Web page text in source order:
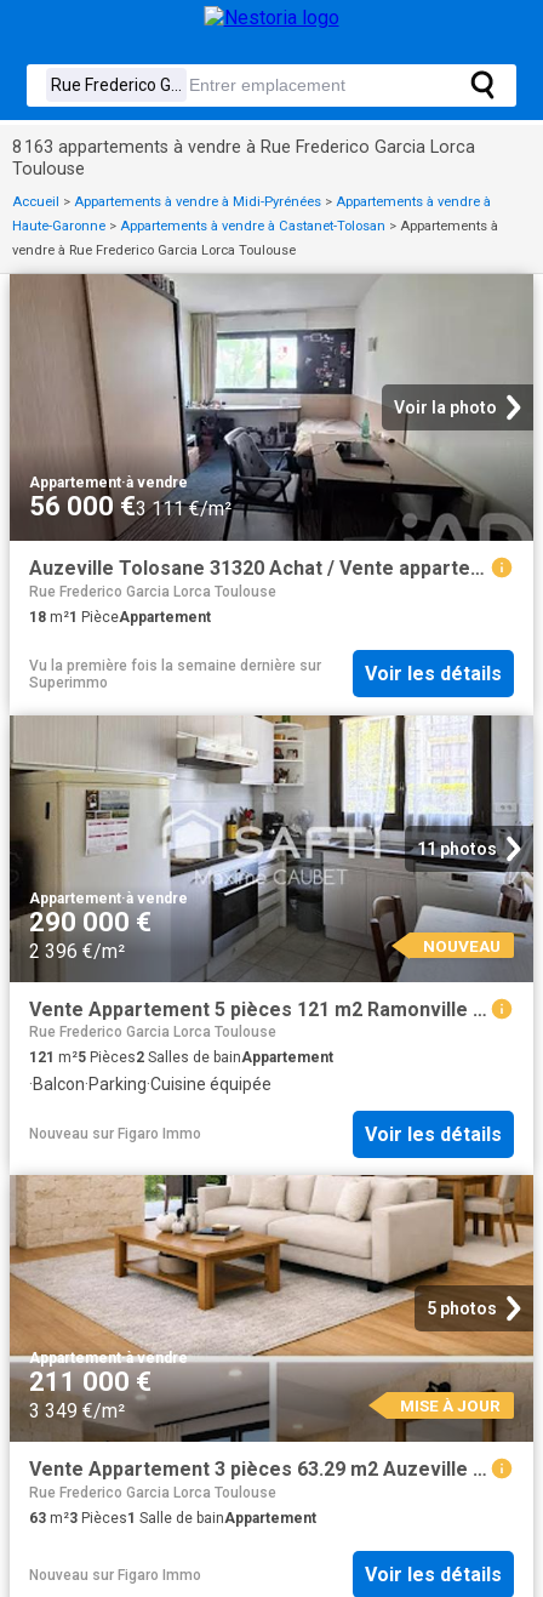
8 163 appartements à vendre à Rue Frederico Garcia Lorca
Toulouse
Accueil > Appartements à vendre à Midi-Pyrénées > Appartements à vendre à
Haute-Garonne > Appartements à vendre à Castanet-Tolosan > Appartements à
vendre à Rue Frederico Garcia Lorca Toulouse
Voir la photo
Appartement·à vendre
56 000 €3 111 €/m²
Auzeville Tolosane 31320 Achat / Vente appartement 1 pièce t1
Rue Frederico Garcia Lorca Toulouse
18 m²1 PièceAppartement
Vu la première fois la semaine dernière sur
Superimmo
Voir les détails
11 photos
Appartement·à vendre
290 000 €
2 396 €/m² NOUVEAU
Vente Appartement 5 pièces 121 m2 Ramonville Saint Agne
Rue Frederico Garcia Lorca Toulouse
121 m²5 Pièces2 Salles de bainAppartement
·Balcon·Parking·Cuisine équipée
Nouveau sur Figaro Immo Voir les détails
5 photos
Appartement·à vendre
211 000 €
3 349 €/m² MISE À JOUR
Vente Appartement 3 pièces 63.29 m2 Auzeville Tolosane
Rue Frederico Garcia Lorca Toulouse
63 m²3 Pièces1 Salle de bainAppartement
Nouveau sur Figaro Immo Voir les détails